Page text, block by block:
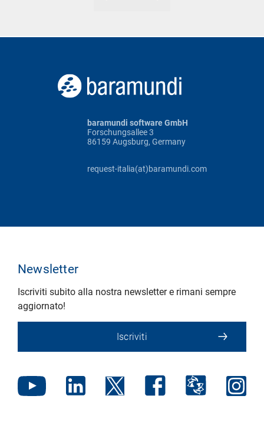
baramundi software GmbH
Forschungsallee 3
86159 Augsburg, Germany
request-italia(at)baramundi.com
Newsletter
Iscriviti subito alla nostra newsletter e rimani sempre
aggiornato!
Iscriviti